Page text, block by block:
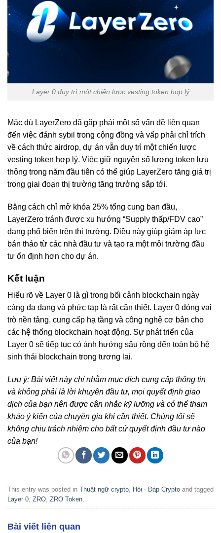
Layer 0 duy trì một chiến lược vesting token hợp lý
Mặc dù LayerZero đã gặp phải một số vấn đề liên quan
đến việc đánh sybil trong cộng đồng và vấp phải chỉ trích
về cách thức airdrop, dự án vẫn duy trì một chiến lược
vesting token hợp lý. Việc giữ nguyên số lượng token lưu
thông trong năm đầu tiên có thể giúp LayerZero tăng giá trị
trong giai đoạn thị trường tăng trưởng sắp tới.
Bằng cách chỉ mở khóa 25% tổng cung ban đầu,
LayerZero tránh được xu hướng “Supply thấp/FDV cao”
đang phổ biến trên thị trường. Điều này giúp giảm áp lực
bán tháo từ các nhà đầu tư và tạo ra một môi trường đầu
tư ổn định hơn cho dự án.
Kết luận
Hiểu rõ về Layer 0 là gì trong bối cảnh blockchain ngày
càng đa dạng và phức tạp là rất cần thiết. Layer 0 đóng vai
trò nền tảng, cung cấp hạ tầng và công nghệ cơ bản cho
các hệ thống blockchain hoạt động. Sự phát triển của
Layer 0 sẽ tiếp tục có ảnh hưởng sâu rộng đến toàn bộ hệ
sinh thái blockchain trong tương lai.
Lưu ý: Bài viết này chỉ nhằm mục đích cung cấp thông tin
và không phải là lời khuyên đầu tư, mọi quyết định giao
dịch của bạn nên được cân nhắc kỹ lưỡng và có thể tham
khảo ý kiến của chuyên gia khi cần thiết. Chúng tôi sẽ
không chịu trách nhiệm cho bất cứ quyết định đầu tư nào
của bạn!
This entry was posted in Thuật ngữ crypto, Hỏi - Đáp Crypto and tagged
Layer 0, ZRO, ZRO Token.
Bài viết liên quan